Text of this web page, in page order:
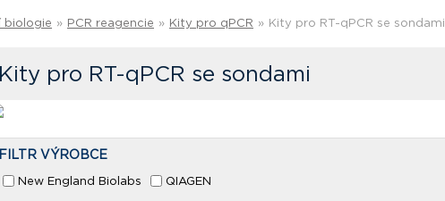
biologie » PCR reagencie » Kity pro qPCR » Kity pro RT-qPCR se sondami
Kity pro RT-qPCR se sondami
FILTR VÝROBCE
New England Biolabs QIAGEN